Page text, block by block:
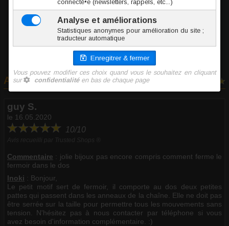
Ajouter au panier
Avis clients
guy S.
le 16.05.2020
10/10
Commentaire : jolie bijoux pas encore compris comment ferme le
fermoir dans le dos
Inoki : Bonjour,
Le petit motif sert de fermoir, il comporte au dos deux petites
pattes qui passent dans les anneaux de la chaîne. Elle ne doit pas
être serrée sur la taille pour permettre tous les mouvements sans
tension. N'hésitez pas à nous contacter par téléphone si vous
avez besoin d'information complémentaire. :)